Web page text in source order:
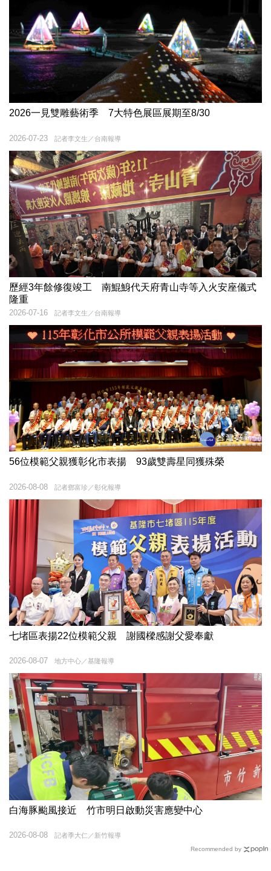
2026一見雙雕藝術季 7大特色展區展期至8/30
記者李文生／台南報導
2026-07-23
歷經3年餘修復竣工 南鯤鯓代天府青山寺等入火安座儀式
隆重
記者李文生／台南報導
2026-07-16
56位模範父親獲彰化市表揚 93歲雙壽星同獲殊榮
記者鄧富珍／彰化報導
2026-08-08
七堵區表揚22位模範父親 謝國樑感謝父愛奉獻
地方中心／基隆報導
2026-08-07
白海豚颱風接近 竹市明日啟動災害應變中心
記者季大仁／新竹報導
2026-08-08
Recommended by